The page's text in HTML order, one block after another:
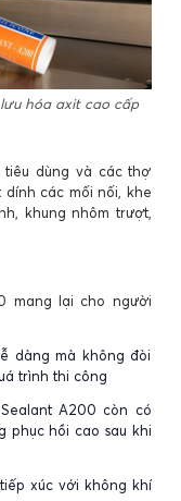
hóa axit cao cấp
dùng và các thợ
các mối nối, khe
khung nhôm trượt,
mang lại cho người
dàng mà không đòi
trình thi công
A200 còn có
phục hồi cao sau khi
xúc với không khí